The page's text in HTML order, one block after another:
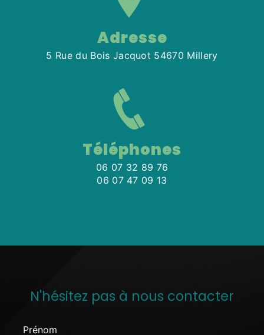
Adresse
5 Rue du Bois Jacquot 54670 Millery
Téléphones
06 07 32 89 76
06 07 47 09 13
N'hésitez pas à nous contacter